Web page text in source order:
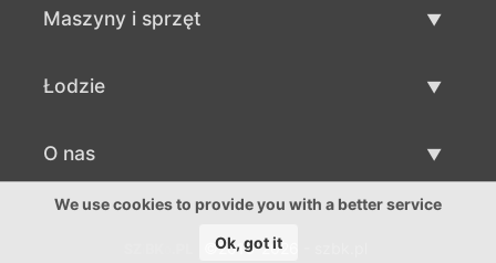
Maszyny i sprzęt
Łodzie
Sprzedaż łodzi
O nas
O nas
©2016-2026 - szbk.pl
We use cookies to provide you with a better service
Ok, got it